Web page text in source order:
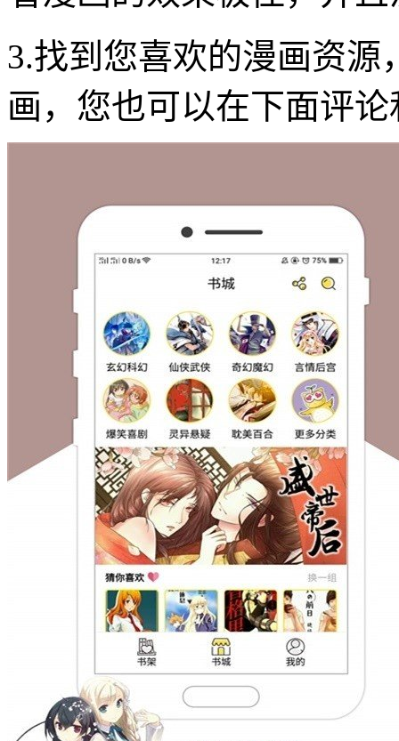
3.找到您喜欢的漫画资
画，您也可以在下面评